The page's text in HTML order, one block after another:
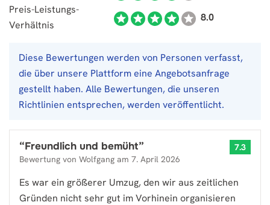
Preis-Leistungs-
Verhältnis
8.0
Diese Bewertungen werden von Personen verfasst,
die über unsere Plattform eine Angebotsanfrage
gestellt haben. Alle Bewertungen, die unseren
Richtlinien entsprechen, werden veröffentlicht.
“Freundlich und bemüht”
Bewertung von Wolfgang am 7. April 2026
7.3
Es war ein größerer Umzug, den wir aus zeitlichen
Gründen nicht sehr gut im Vorhinein organisieren